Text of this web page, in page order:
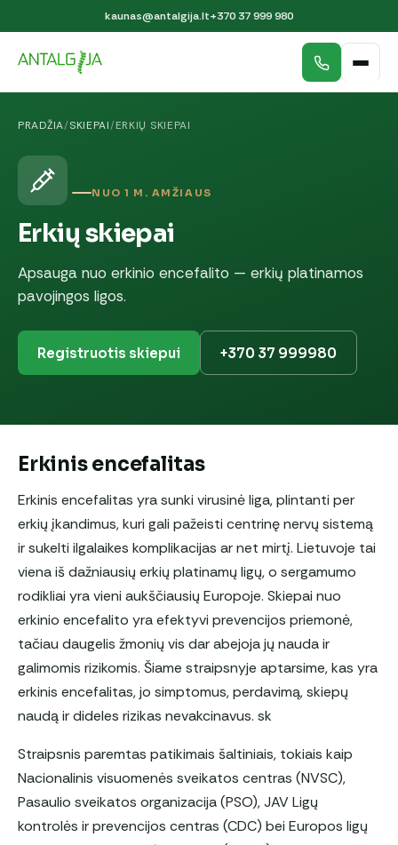
kaunas@antalgija.lt+370 37 999 980
PRADŽIA/SKIEPAI/ERKIŲ SKIEPAI
NUO 1 M. AMŽIAUS
Erkių skiepai
Apsauga nuo erkinio encefalito — erkių platinamos
pavojingos ligos.
Registruotis skiepui +370 37 999980
Erkinis encefalitas
Erkinis encefalitas yra sunki virusinė liga, plintanti per
erkių įkandimus, kuri gali pažeisti centrinę nervų sistemą
ir sukelti ilgalaikes komplikacijas ar net mirtį. Lietuvoje tai
viena iš dažniausių erkių platinamų ligų, o sergamumo
rodikliai yra vieni aukščiausių Europoje. Skiepai nuo
erkinio encefalito yra efektyvi prevencijos priemonė,
tačiau daugelis žmonių vis dar abejoja jų nauda ir
galimomis rizikomis. Šiame straipsnyje aptarsime, kas yra
erkinis encefalitas, jo simptomus, perdavimą, skiepų
naudą ir dideles rizikas nevakcinavus. sk
Straipsnis paremtas patikimais šaltiniais, tokiais kaip
Nacionalinis visuomenės sveikatos centras (NVSC),
Pasaulio sveikatos organizacija (PSO), JAV Ligų
kontrolės ir prevencijos centras (CDC) bei Europos ligų